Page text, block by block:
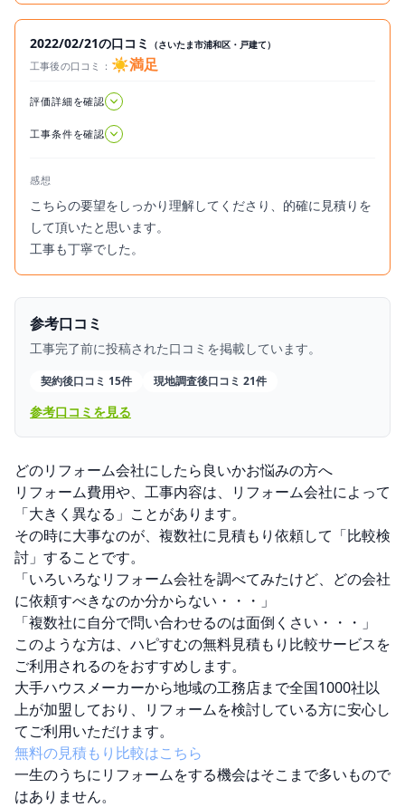
2022/02/21の口コミ （さいたま市浦和区・戸建て）
工事後の口コミ： ☀️満足
評価詳細を確認
工事条件を確認
感想
こちらの要望をしっかり理解してくださり、的確に見積りを
して頂いたと思います。
工事も丁寧でした。
参考口コミ
工事完了前に投稿された口コミを掲載しています。
契約後口コミ 15件 現地調査後口コミ 21件
参考口コミを見る
どのリフォーム会社にしたら良いかお悩みの方へ
リフォーム費用や、工事内容は、リフォーム会社によって
「大きく異なる」ことがあります。
その時に大事なのが、複数社に見積もり依頼して「比較検
討」することです。
「いろいろなリフォーム会社を調べてみたけど、どの会社
に依頼すべきなのか分からない・・・」
「複数社に自分で問い合わせるのは面倒くさい・・・」
このような方は、ハピすむの無料見積もり比較サービスを
ご利用されるのをおすすめします。
大手ハウスメーカーから地域の工務店まで全国1000社以
上が加盟しており、リフォームを検討している方に安心し
てご利用いただけます。
無料の見積もり比較はこちら
一生のうちにリフォームをする機会はそこまで多いもので
はありません。